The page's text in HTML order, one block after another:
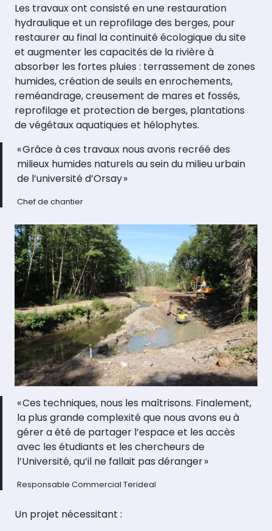
Les travaux ont consisté en une restauration
hydraulique et un reprofilage des berges, pour
restaurer au final la continuité écologique du site
et augmenter les capacités de la rivière à
absorber les fortes pluies : terrassement de zones
humides, création de seuils en enrochements,
reméandrage, creusement de mares et fossés,
reprofilage et protection de berges, plantations
de végétaux aquatiques et hélophytes.
« Grâce à ces travaux nous avons recréé des
milieux humides naturels au sein du milieu urbain
de l’université d’Orsay »
Chef de chantier
« Ces techniques, nous les maîtrisons. Finalement,
la plus grande complexité que nous avons eu à
gérer a été de partager l’espace et les accès
avec les étudiants et les chercheurs de
l’Université, qu’il ne fallait pas déranger »
Responsable Commercial Terideal
Un projet nécessitant :